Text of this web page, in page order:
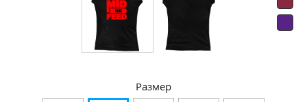
Размер